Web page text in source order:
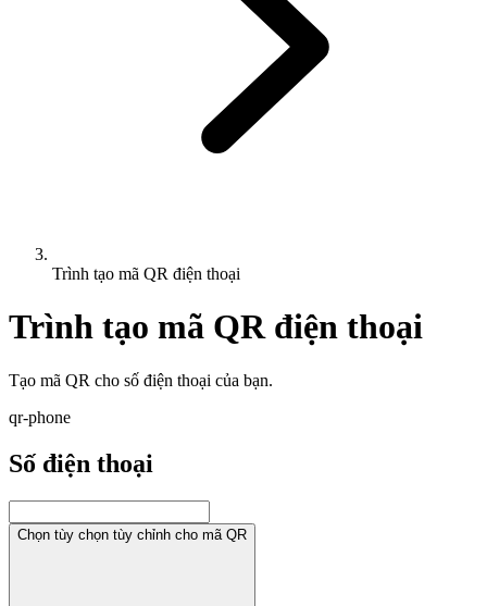
Trình tạo mã QR điện thoại
Trình tạo mã QR điện thoại
Tạo mã QR cho số điện thoại của bạn.
qr-phone
Số điện thoại
Chọn tùy chọn tùy chỉnh cho mã QR